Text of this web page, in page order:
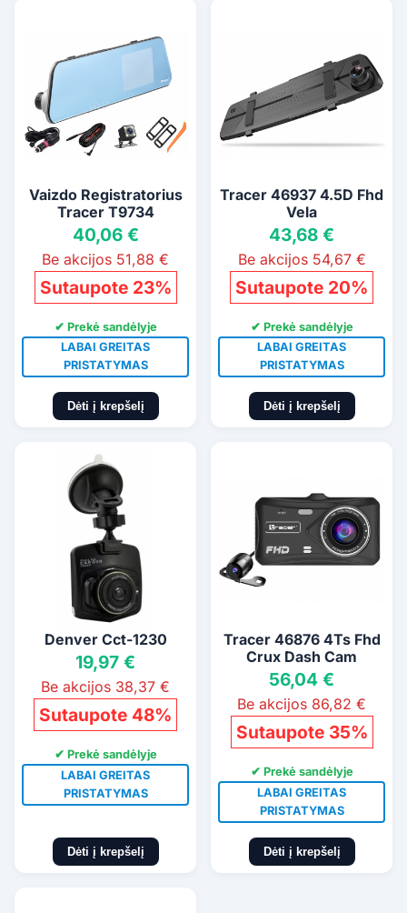
Vaizdo Registratorius
Tracer T9734
40,06 €
Be akcijos 51,88 €
Sutaupote 23%
✔ Prekė sandėlyje
LABAI GREITAS
PRISTATYMAS
Dėti į krepšelį
Tracer 46937 4.5D Fhd
Vela
43,68 €
Be akcijos 54,67 €
Sutaupote 20%
✔ Prekė sandėlyje
LABAI GREITAS
PRISTATYMAS
Dėti į krepšelį
Denver Cct-1230
19,97 €
Be akcijos 38,37 €
Sutaupote 48%
✔ Prekė sandėlyje
LABAI GREITAS
PRISTATYMAS
Dėti į krepšelį
Tracer 46876 4Ts Fhd
Crux Dash Cam
56,04 €
Be akcijos 86,82 €
Sutaupote 35%
✔ Prekė sandėlyje
LABAI GREITAS
PRISTATYMAS
Dėti į krepšelį